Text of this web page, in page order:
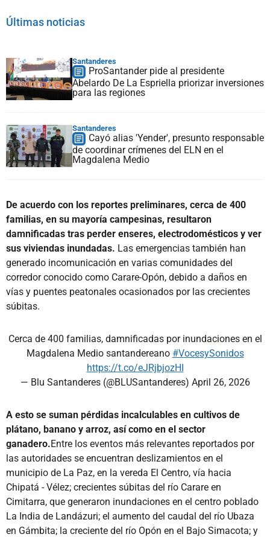
Últimas noticias
Santanderes
ProSantander pide al presidente
Abelardo De La Espriella priorizar inversiones
para las regiones
Santanderes
Cayó alias 'Yender', presunto responsable
de coordinar crímenes del ELN en el
Magdalena Medio
De acuerdo con los reportes preliminares, cerca de 400
familias, en su mayoría campesinas, resultaron
damnificadas tras perder enseres, electrodomésticos y ver
sus viviendas inundadas. Las emergencias también han
generado incomunicación en varias comunidades del
corredor conocido como Carare-Opón, debido a daños en
vías y puentes peatonales ocasionados por las crecientes
súbitas.
Cerca de 400 familias, damnificadas por inundaciones en el
Magdalena Medio santandereano #VocesySonidos
https://t.co/eJRjbjozHI
— Blu Santanderes (@BLUSantanderes) April 26, 2026
A esto se suman pérdidas incalculables en cultivos de
plátano, banano y arroz, así como en el sector
ganadero.Entre los eventos más relevantes reportados por
las autoridades se encuentran deslizamientos en el
municipio de La Paz, en la vereda El Centro, vía hacia
Chipatá - Vélez; crecientes súbitas del río Carare en
Cimitarra, que generaron inundaciones en el centro poblado
La India de Landázuri; el aumento del caudal del río Ubaza
en Gámbita; la creciente del río Opón en el Bajo Simacota; y